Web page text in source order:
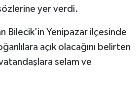
yer verdi.
Bilecik'in Yenipazar ilçesinde
açık olacağını belirten
selam ve